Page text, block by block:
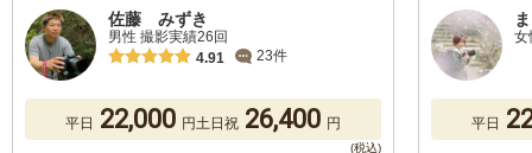
佐藤 みずき
男性 撮影実績26回
4.91
23件
平日 22,000 円土日祝 26,400 円
女
平日